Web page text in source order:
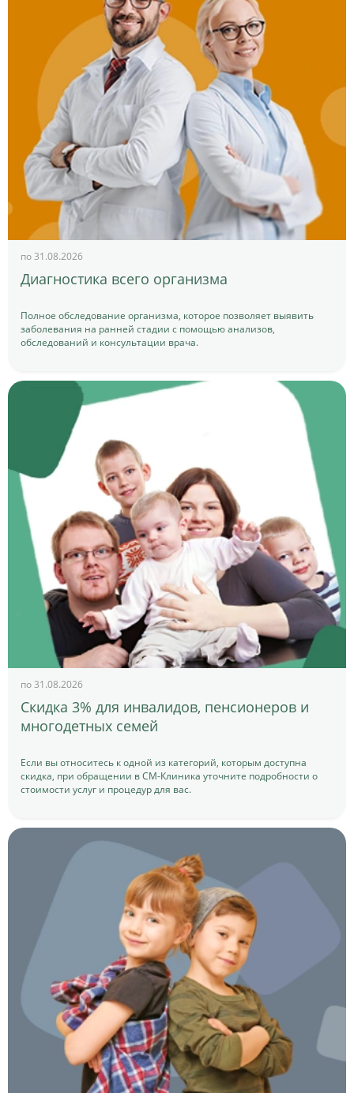
по 31.08.2026
Диагностика всего организма
Полное обследование организма, которое позволяет выявить
заболевания на ранней стадии с помощью анализов,
обследований и консультации врача.
по 31.08.2026
Скидка 3% для инвалидов, пенсионеров и
многодетных семей
Если вы относитесь к одной из категорий, которым доступна
скидка, при обращении в СМ-Клиника уточните подробности о
стоимости услуг и процедур для вас.